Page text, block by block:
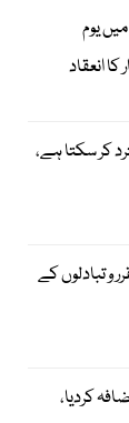
یوم
انعقاد
کر سکتا ہے،
کے تقرر و تبادلوں کے
کردیا،